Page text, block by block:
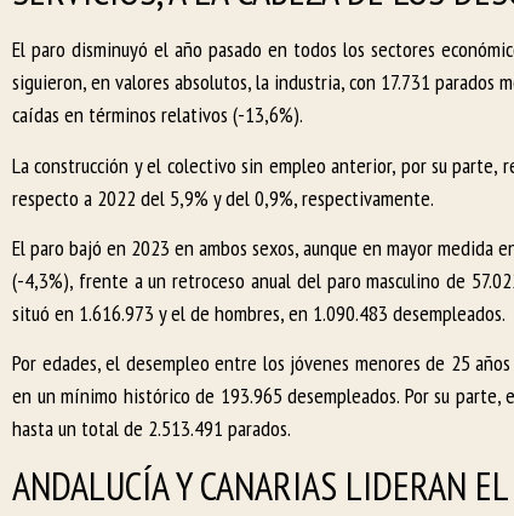
El paro disminuyó el año pasado en todos los sectores
siguieron, en valores absolutos, la industria, con 17.731 parados
caídas en términos relativos (-13,6%).
La construcción y el colectivo sin empleo anterior, por su parte,
respecto a 2022 del 5,9% y del 0,9%, respectivamente.
El paro bajó en 2023 en ambos sexos, aunque en mayor
(-4,3%), frente a un retroceso anual del paro masculino de
situó en 1.616.973 y el de hombres, en 1.090.483 desempleados.
Por edades, el desempleo entre los jóvenes menores de 25
en un mínimo histórico de 193.965 desempleados. Por su
hasta un total de 2.513.491 parados.
ANDALUCÍA Y CANARIAS LIDERAN